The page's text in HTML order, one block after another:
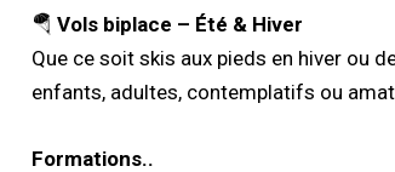
🪂 Vols biplace – Été & Hiver
Que ce soit skis aux pieds en hiver ou
enfants, adultes, contemplatifs ou
Formations..